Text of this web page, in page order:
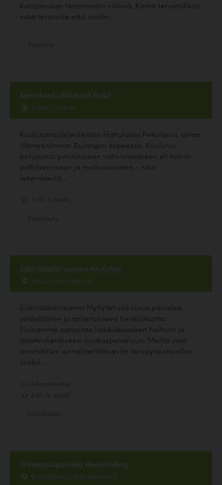
Katajanokan terminaalin välissä. Koirat tervetulleita
sekä terassille että sisään.
Koirakoulu Rakkaat Rakit
Pekola, Hattula
Koulutusta järjestetään Hattulassa Pekolassa, aivan
Hämeenlinnan Aulangon kupeessa. Koulutus
pohjautuu positiiviseen vahvistamiseen eli koiran
palkitsemiseen ja motivoimiseen - näin
tekemisestä...
Eläinlääkäriasema MyllyVet
Kiviparintie 2, Helsinki
Eläinlääkäriasema MyllyVet:ssä sinua palvelee
ystävällinen ja asiantunteva henkilökunta.
Haluamme panostaa laadukkaaseen hoitoon ja
lämminhenkiseen asiakaspalveluun. Meiltä saat
lemmikillesi ennaltaehkäisevän terveydenhuollon
lisäksi...
Trimmauspalvelu Noveriadog
Ristikalliontie 24, Kirkkonummi